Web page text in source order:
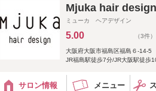
Mjuka hair design
ミューカ ヘアデザイン
5.00 （3件）
大阪府大阪市福島区福島６-14-5
JR福島駅徒歩7分/JR大阪駅徒歩
サロン情報 メニュー